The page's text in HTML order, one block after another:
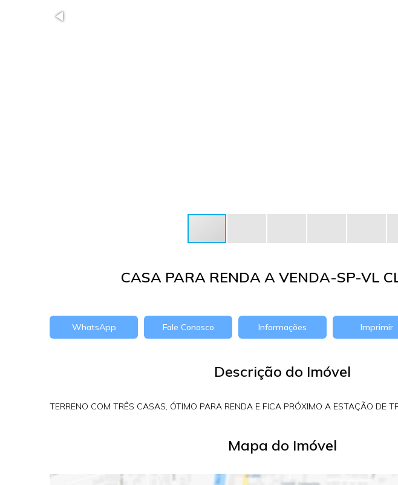
CASA PARA RENDA A VENDA-SP-VL
WhatsApp Fale Conosco Informações Imprimir
Descrição do Imóvel
TERRENO COM TRÊS CASAS, ÓTIMO PARA RENDA E FICA PRÓXIMO A ESTAÇÃO DE
Mapa do Imóvel